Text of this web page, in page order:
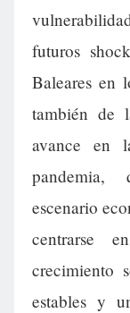
futuros
Baleares en
también de
avance en
pandemia,
escenario
centrarse
crecimiento
estables y